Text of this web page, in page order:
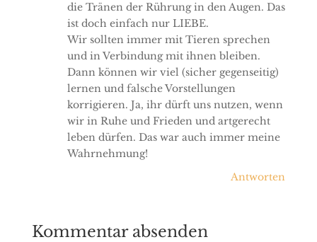
die Tränen der Rührung in den Augen. Das
ist doch einfach nur LIEBE.
Wir sollten immer mit Tieren sprechen
und in Verbindung mit ihnen bleiben.
Dann können wir viel (sicher gegenseitig)
lernen und falsche Vorstellungen
korrigieren. Ja, ihr dürft uns nutzen, wenn
wir in Ruhe und Frieden und artgerecht
leben dürfen. Das war auch immer meine
Wahrnehmung!
Antworten
Kommentar absenden